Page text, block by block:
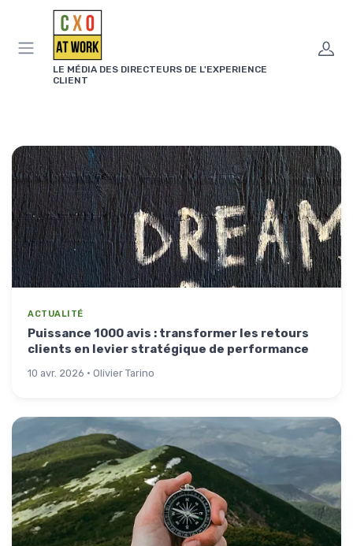
LE MÉDIA DES DIRECTEURS DE L'EXPERIENCE
CLIENT
ACTUALITÉ
Puissance 1000 avis : transformer les retours
clients en levier stratégique de performance
10 avr. 2026 · Olivier Tarino
Panneau de gestion des cookies